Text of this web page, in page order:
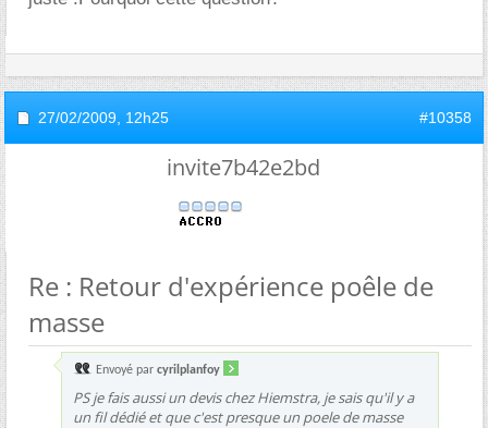
27/02/2009, 12h25 #10358
invite7b42e2bd
Re : Retour d'expérience poêle de
masse
Envoyé par cyrilplanfoy
PS je fais aussi un devis chez Hiemstra, je sais qu'il y a
un fil dédié etque c'est presque un poele de masse